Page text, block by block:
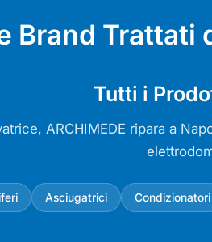
Brand Trattati
Tutti i
ARCHIMEDE ripara a
Asciugatrici Condizionatori